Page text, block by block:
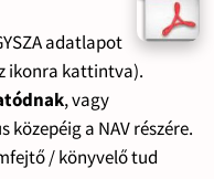
adatlapot
ikonra kattintva).
, vagy
közepéig a NAV részére.
/ könyvelő tud